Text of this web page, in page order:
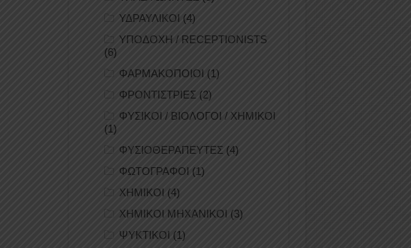
ΥΔΡΑΥΛΙΚΟΙ (4)
ΥΠΟΔΟΧΗ / RECEPTIONISTS
(6)
ΦΑΡΜΑΚΟΠΟΙΟΙ (1)
ΦΡΟΝΤΙΣΤΡΙΕΣ (2)
ΦΥΣΙΚΟΙ / ΒΙΟΛΟΓΟΙ / ΧΗΜΙΚΟΙ
(1)
ΦΥΣΙΟΘΕΡΑΠΕΥΤΕΣ (4)
ΦΩΤΟΓΡΑΦΟΙ (1)
ΧΗΜΙΚΟΙ (4)
ΧΗΜΙΚΟΙ ΜΗΧΑΝΙΚΟΙ (3)
ΨΥΚΤΙΚΟΙ (1)